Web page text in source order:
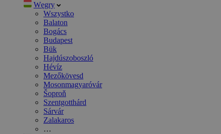
Węgry
Wszystko
Balaton
Bogács
Budapest
Bük
Hajdúszoboszló
Hévíz
Mezőkövesd
Mosonmagyaróvár
Šoproň
Szentgotthárd
Sárvár
Zalakaros
…